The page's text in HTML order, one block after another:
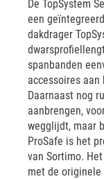
De TopSystem
een
dakdrager
spanbanden
accessoires
Daarnaast nog
aanbrengen,
wegglijdt, maar
ProSafe is het
van Sortimo.
met de